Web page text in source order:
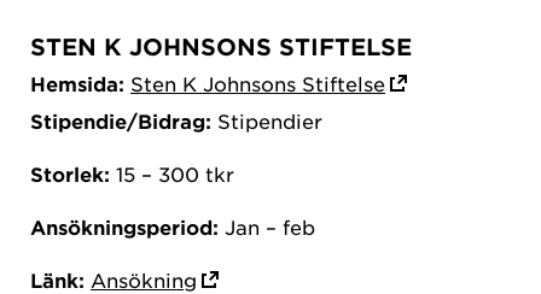
STEN K JOHNSONS STIFTELSE
Hemsida: Sten K Johnsons Stiftelse
Stipendie/Bidrag: Stipendier
Storlek: 15 – 300 tkr
Ansökningsperiod: Jan – feb
Länk: Ansökning